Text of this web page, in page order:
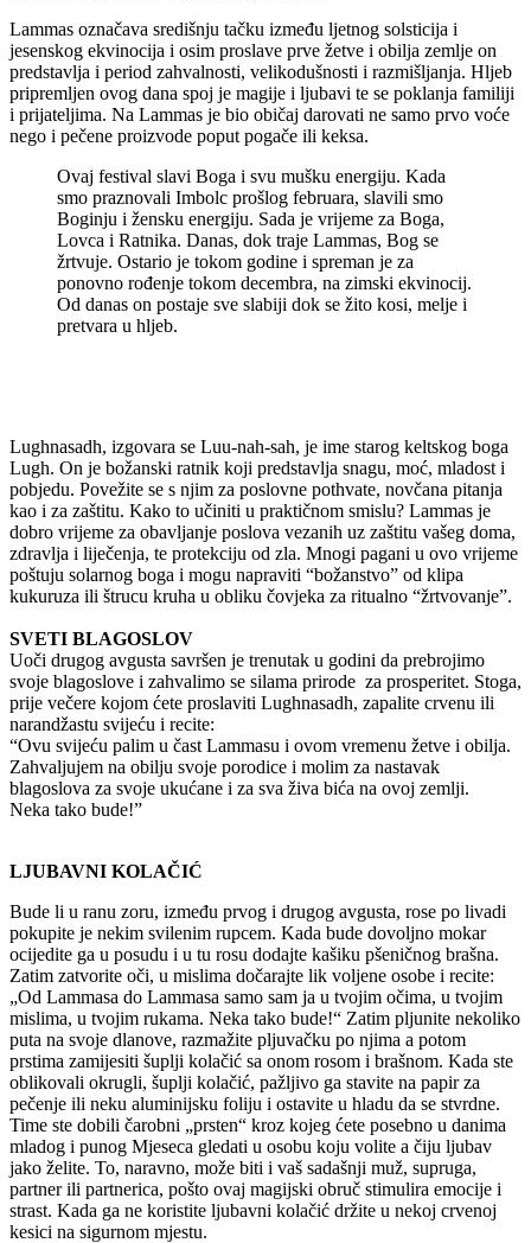
Lammas označava središnju tačku između ljetnog solsticija i
jesenskog ekvinocija i osim proslave prve žetve i obilja zemlje on
predstavlja i period zahvalnosti, velikodušnosti i razmišljanja. Hljeb
pripremljen ovog dana spoj je magije i ljubavi te se poklanja familiji
i prijateljima. Na Lammas je bio običaj darovati ne samo prvo voće
nego i pečene proizvode poput pogače ili keksa.
Ovaj festival slavi Boga i svu mušku energiju. Kada
smo praznovali Imbolc prošlog februara, slavili smo
Boginju i žensku energiju. Sada je vrijeme za Boga,
Lovca i Ratnika. Danas, dok traje Lammas, Bog se
žrtvuje. Ostario je tokom godine i spreman je za
ponovno rođenje tokom decembra, na zimski ekvinocij.
Od danas on postaje sve slabiji dok se žito kosi, melje i
pretvara u hljeb.
Lughnasadh, izgovara se Luu-nah-sah, je ime starog keltskog boga
Lugh. On je božanski ratnik koji predstavlja snagu, moć, mladost i
pobjedu. Povežite se s njim za poslovne pothvate, novčana pitanja
kao i za zaštitu. Kako to učiniti u praktičnom smislu? Lammas je
dobro vrijeme za obavljanje poslova vezanih uz zaštitu vašeg doma,
zdravlja i liječenja, te protekciju od zla. Mnogi pagani u ovo vrijeme
poštuju solarnog boga i mogu napraviti “božanstvo” od klipa
kukuruza ili štrucu kruha u obliku čovjeka za ritualno “žrtvovanje”.
SVETI BLAGOSLOV
Uoči drugog avgusta savršen je trenutak u godini da prebrojimo
svoje blagoslove i zahvalimo se silama prirode za prosperitet. Stoga,
prije večere kojom ćete proslaviti Lughnasadh, zapalite crvenu ili
narandžastu svijeću i recite:
“Ovu svijeću palim u čast Lammasu i ovom vremenu žetve i obilja.
Zahvaljujem na obilju svoje porodice i molim za nastavak
blagoslova za svoje ukućane i za sva živa bića na ovoj zemlji.
Neka tako bude!”
LJUBAVNI KOLAČIĆ
Bude li u ranu zoru, između prvog i drugog avgusta, rose po livadi
pokupite je nekim svilenim rupcem. Kada bude dovoljno mokar
ocijedite ga u posudu i u tu rosu dodajte kašiku pšeničnog brašna.
Zatim zatvorite oči, u mislima dočarajte lik voljene osobe i recite:
„Od Lammasa do Lammasa samo sam ja u tvojim očima, u tvojim
mislima, u tvojim rukama. Neka tako bude!“ Zatim pljunite nekoliko
puta na svoje dlanove, razmažite pljuvačku po njima a potom
prstima zamijesiti šuplji kolačić sa onom rosom i brašnom. Kada ste
oblikovali okrugli, šuplji kolačić, pažljivo ga stavite na papir za
pečenje ili neku aluminijsku foliju i ostavite u hladu da se stvrdne.
Time ste dobili čarobni „prsten“ kroz kojeg ćete posebno u danima
mladog i punog Mjeseca gledati u osobu koju volite a čiju ljubav
jako želite. To, naravno, može biti i vaš sadašnji muž, supruga,
partner ili partnerica, pošto ovaj magijski obruč stimulira emocije i
strast. Kada ga ne koristite ljubavni kolačić držite u nekoj crvenoj
kesici na sigurnom mjestu.